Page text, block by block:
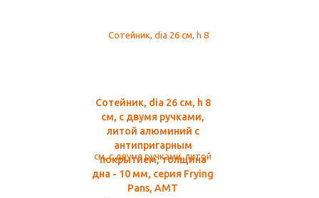
Сотейник, dia 26 см, h 8
см, с двумя ручками,
литой алюминий с
антипригарным
покрытием, толщина
дна - 10 мм, серия Frying
Pans, AMT